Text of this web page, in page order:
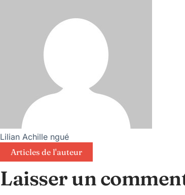
Lilian Achille ngué
Articles de l'auteur
Laisser un